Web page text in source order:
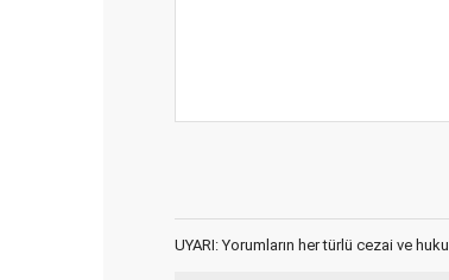
UYARI: Yorumların her türlü cezai ve